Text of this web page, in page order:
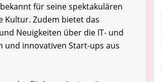
für seine spektakulären
Kultur. Zudem bietet das
Neuigkeiten über die IT- und
und innovativen Start-ups aus